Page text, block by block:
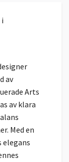
i
av
Arts
av klara
Med en